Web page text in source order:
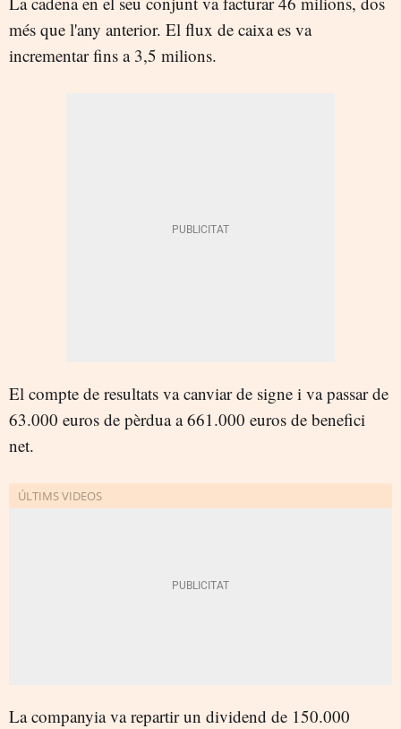
més que l'any anterior. El flux de caixa es va
incrementar fins a 3,5 milions.
El compte de resultats va canviar de signe i va passar de
63.000 euros de pèrdua a 661.000 euros de benefici
net.
La companyia va repartir un dividend de 150.000